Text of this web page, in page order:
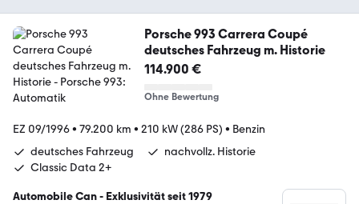
Porsche 993 Carrera Coupé
deutsches Fahrzeug m. Historie
114.900 €
Ohne Bewertung
EZ 09/1996• 79.200 km • 210 kW (286 PS) • Benzin
deutsches Fahrzeug
nachvollz. Historie
Classic Data 2+
Automobile Can - Exklusivität seit 1979